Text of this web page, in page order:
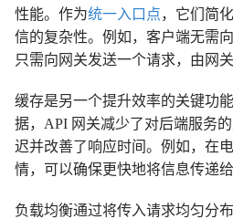
性能。作为统一入口点，它们简
信的复杂性。例如，客户端无需
只需向网关发送一个请求，由网
缓存是另一个提升效率的关键功
据，API 网关减少了对后端服务
迟并改善了响应时间。例如，在
情，可以确保更快地将信息传递给
负载均衡通过将传入请求均匀分